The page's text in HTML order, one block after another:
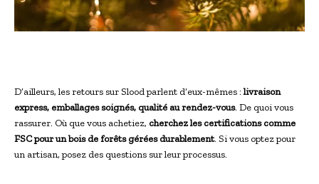
D’ailleurs, les retours sur Slood parlent d’eux-mêmes :livraison
express, emballages soignés, qualité au rendez-vous. De quoi vous
rassurer. Où que vous achetiez, cherchez les certifications comme
FSC pour un bois de forêts gérées durablement. Si vous optez pour
un artisan, posez des questions sur leur processus.